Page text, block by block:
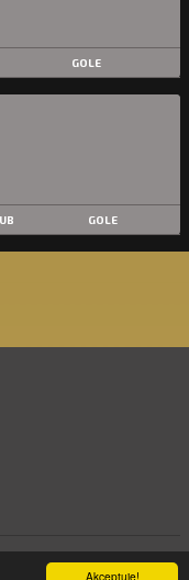
Akceptuję!
GOLE
GOLE
ZASTRZEŻONE